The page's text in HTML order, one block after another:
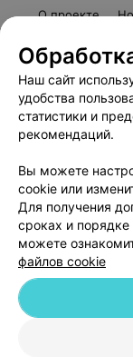
О проекте
© 2026 ООО «Артокс
г. Минск,
Наш сайт
удобства
статистики и
рекомендаций.
Вы можете
cookie или
Для получения
сроках и
можете
файлов cookie